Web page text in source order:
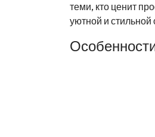
теми, кто ценит
уютной и стильной